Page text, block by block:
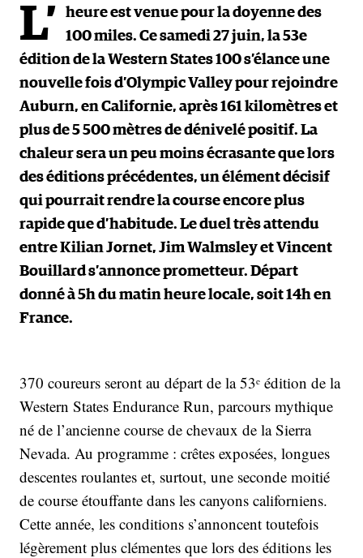
L’
heure est venue pour la doyenne des
100 miles. Ce samedi 27 juin, la 53e
édition de la Western States 100 s’élance une
nouvelle fois d’Olympic Valley pour rejoindre
Auburn, en Californie, après 161 kilomètres et
plus de 5 500 mètres de dénivelé positif. La
chaleur sera un peu moins écrasante que lors
des éditions précédentes, un élément décisif
qui pourrait rendre la course encore plus
rapide que d’habitude. Le duel très attendu
entre Kilian Jornet, Jim Walmsley et Vincent
Bouillard s’annonce prometteur. Départ
donné à 5h du matin heure locale, soit 14h en
France.
370 coureurs seront au départ de la 53ᵉ édition de la
Western States Endurance Run, parcours mythique
né de l’ancienne course de chevaux de la Sierra
Nevada. Au programme : crêtes exposées, longues
descentes roulantes et, surtout, une seconde moitié
de course étouffante dans les canyons californiens.
Cette année, les conditions s’annoncent toutefois
légèrement plus clémentes que lors des éditions les